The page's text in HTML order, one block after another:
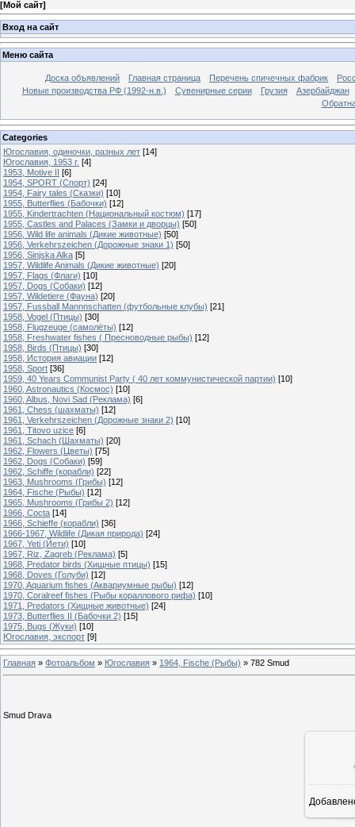
[Мой сайт]
Вход на сайт
Меню сайта
Доска объявлений Главная страница Перечень спичечных фабрик
Новые производства РФ (1992-н.в.)
Сувенирные серии Грузия
Азербайджан
Categories
Югославия, одиночки, разных лет [14]
Югославия, 1953 г. [4]
1953, Motive II [6]
1954, SPORT (Спорт) [24]
1954, Fairy tales (Сказки) [10]
1955, Butterflies (Бабочки) [12]
1955, Kindertrachten (Национальный костюм) [17]
1955, Castles and Palaces (Замки и дворцы) [50]
1956, Wild life animals (Дикие животные) [50]
1956, Verkehrszeichen (Дорожные знаки 1) [50]
1956, Sinjska Alka [5]
1957, Wildlife Animals (Дикие животные) [20]
1957, Flags (Флаги) [10]
1957, Dogs (Собаки) [12]
1957, Wildetiere (Фауна) [20]
1957, Fussball Mannnschatten (футбольные клубы) [21]
1958, Vogel (Птицы) [30]
1958, Flugzeuge (самолёты) [12]
1958, Freshwater fishes ( Пресноводные рыбы) [12]
1958, Birds (Птицы) [30]
1958, История авиации [12]
1958, Sport [36]
1959, 40 Years Communist Party ( 40 лет коммунистической партии) [10]
1960, Astronautics (Космос) [10]
1960, Albus, Novi Sad (Реклама) [6]
1961, Chess (шахматы) [12]
1961, Verkehrszeichen (Дорожные знаки 2) [10]
1961, Titovo uzice [6]
1961, Schach (Шахматы) [20]
1962, Flowers (Цветы) [75]
1962, Dogs (Собаки) [59]
1962, Schiffe (корабли) [22]
1963, Mushrooms (Грибы) [12]
1964, Fische (Рыбы) [12]
1965, Mushrooms (Грибы 2) [12]
1966, Cocta [14]
1966, Schieffe (корабли) [36]
1966-1967, Wildlife (Дикая природа) [24]
1967, Yeti (Йети) [10]
1967, Riz, Zagreb (Реклама) [5]
1968, Predator birds (Хищные птицы) [15]
1968, Doves (Голуби) [12]
1970, Aquarium fishes (Аквариумные рыбы) [12]
1970, Coralreef fishes (Рыбы кораллового рифа) [10]
1971, Predators (Хищные животные) [24]
1973, Butterflies II (Бабочки 2) [15]
1975, Bugs (Жуки) [10]
Югославия, экспорт [9]
Главная » Фотоальбом » Югославия » 1964, Fische (Рыбы) » 782 Smud
Smud Drava